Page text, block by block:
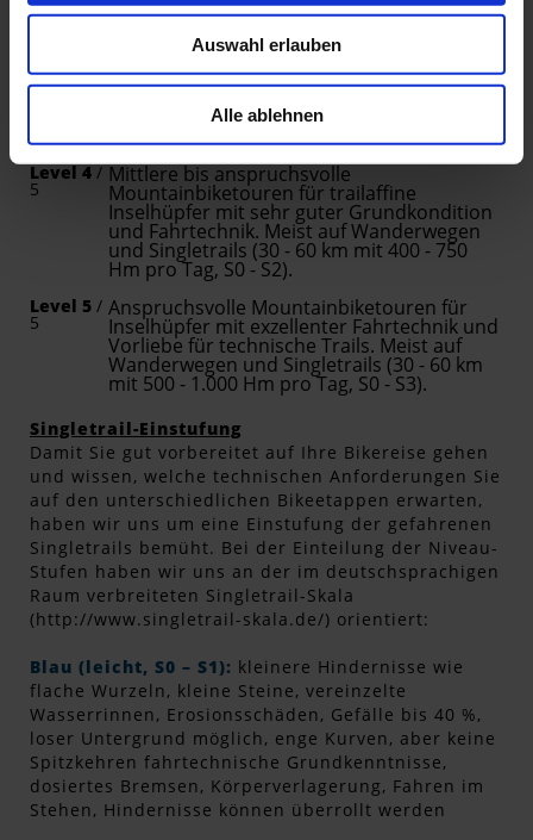
Auswahl erlauben
Alle ablehnen
500 Hm pro Tag, S0 - S1).
5
Mittlere Mountainbiketouren für
Inselhüpfer, die gern in vielseitigem
500 m gewohnt sind (30 - 50 km mit 400 -
600 Hm pro Tag, S0 - S2).
Level 4/
5
Mittlere bis anspruchsvolle
Mountainbiketouren für trailaffine
Inselhüpfer mit sehr guter Grundkondition
und Fahrtechnik. Meist auf Wanderwegen
und Singletrails (30 - 60 km mit 400 - 750
Hm pro Tag, S0 - S2).
Level 5 /
5
Anspruchsvolle Mountainbiketouren für
Inselhüpfer mit exzellenter Fahrtechnik und
Vorliebe für technische Trails. Meist auf
Wanderwegen und Singletrails (30 - 60 km
mit 500 - 1.000 Hm pro Tag, S0 - S3).
Singletrail-Einstufung
Damit Sie gut vorbereitet auf Ihre Bikereise gehen
und wissen, welche technischen Anforderungen Sie
auf den unterschiedlichen Bikeetappen erwarten,
haben wir uns um eine Einstufung der gefahrenen
Singletrails bemüht. Bei der Einteilung der Niveau-
Stufen haben wir uns an der im deutschsprachigen
Raum verbreiteten Singletrail-Skala
(http://www.singletrail-skala.de/) orientiert:
Blau (leicht, S0 – S1): kleinere Hindernisse wie
flache Wurzeln, kleine Steine, vereinzelte
Wasserrinnen, Erosionsschäden, Gefälle bis 40 %,
loser Untergrund möglich, enge Kurven, aber keine
Spitzkehren fahrtechnische Grundkenntnisse,
dosiertes Bremsen, Körperverlagerung, Fahren im
Stehen, Hindernisse können überrollt werden